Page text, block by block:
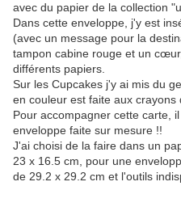
avec du papier de la collection
Dans cette enveloppe, j'y est
(avec un message pour la
tampon cabine rouge et un
différents papiers.
Sur les Cupcakes j'y ai mis du
en couleur est faite aux crayons
Pour accompagner cette carte,
enveloppe faite sur mesure !!
J'ai choisi de la faire dans un
23 x 16.5 cm, pour une
de 29.2 x 29.2 cm et l'outils